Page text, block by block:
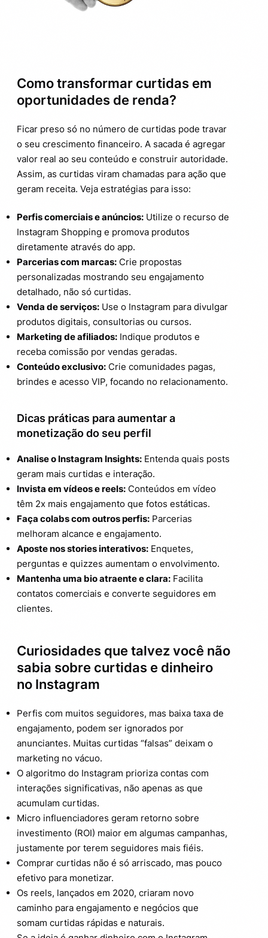
Como transformar curtidas em
oportunidades de renda?
Ficar preso só no número de curtidas pode travar
o seu crescimento financeiro. A sacada é agregar
valor real ao seu conteúdo e construir autoridade.
Assim, as curtidas viram chamadas para ação que
geram receita. Veja estratégias para isso:
Perfis comerciais e anúncios: Utilize o recurso de
Instagram Shopping e promova produtos
diretamente através do app.
Parcerias com marcas: Crie propostas
personalizadas mostrando seu engajamento
detalhado, não só curtidas.
Venda de serviços: Use o Instagram para divulgar
produtos digitais, consultorias ou cursos.
Marketing de afiliados: Indique produtos e
receba comissão por vendas geradas.
Conteúdo exclusivo: Crie comunidades pagas,
brindes e acesso VIP, focando no relacionamento.
Dicas práticas para aumentar a
monetização do seu perfil
Analise o Instagram Insights: Entenda quais posts
geram mais curtidas e interação.
Invista em vídeos e reels: Conteúdos em vídeo
têm 2x mais engajamento que fotos estáticas.
Faça colabs com outros perfis: Parcerias
melhoram alcance e engajamento.
Aposte nos stories interativos: Enquetes,
perguntas e quizzes aumentam o envolvimento.
Mantenha uma bio atraente e clara: Facilita
contatos comerciais e converte seguidores em
clientes.
Curiosidades que talvez você não
sabia sobre curtidas e dinheiro
no Instagram
Perfis com muitos seguidores, mas baixa taxa de
engajamento, podem ser ignorados por
anunciantes. Muitas curtidas “falsas” deixam o
marketing no vácuo.
O algoritmo do Instagram prioriza contas com
interações significativas, não apenas as que
acumulam curtidas.
Micro influenciadores geram retorno sobre
investimento (ROI) maior em algumas campanhas,
justamente por terem seguidores mais fiéis.
Comprar curtidas não é só arriscado, mas pouco
efetivo para monetizar.
Os reels, lançados em 2020, criaram novo
caminho para engajamento e negócios que
somam curtidas rápidas e naturais.